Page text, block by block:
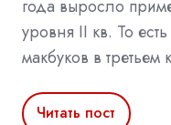
года выросло
уровня II кв. То
макбуков в третьем
Читать пост